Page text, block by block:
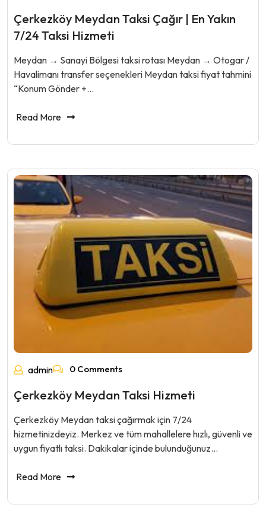
Çerkezköy Meydan Taksi Çağır | En Yakın
7/24 Taksi Hizmeti
Meydan → Sanayi Bölgesi taksi rotası Meydan → Otogar /
Havalimanı transfer seçenekleri Meydan taksi fiyat tahmini
“Konum Gönder +…
Read More
admin 0 Comments
Çerkezköy Meydan Taksi Hizmeti
Çerkezköy Meydan taksi çağırmak için 7/24
hizmetinizdeyiz. Merkez ve tüm mahallelere hızlı, güvenli ve
uygun fiyatlı taksi. Dakikalar içinde bulunduğunuz…
Read More